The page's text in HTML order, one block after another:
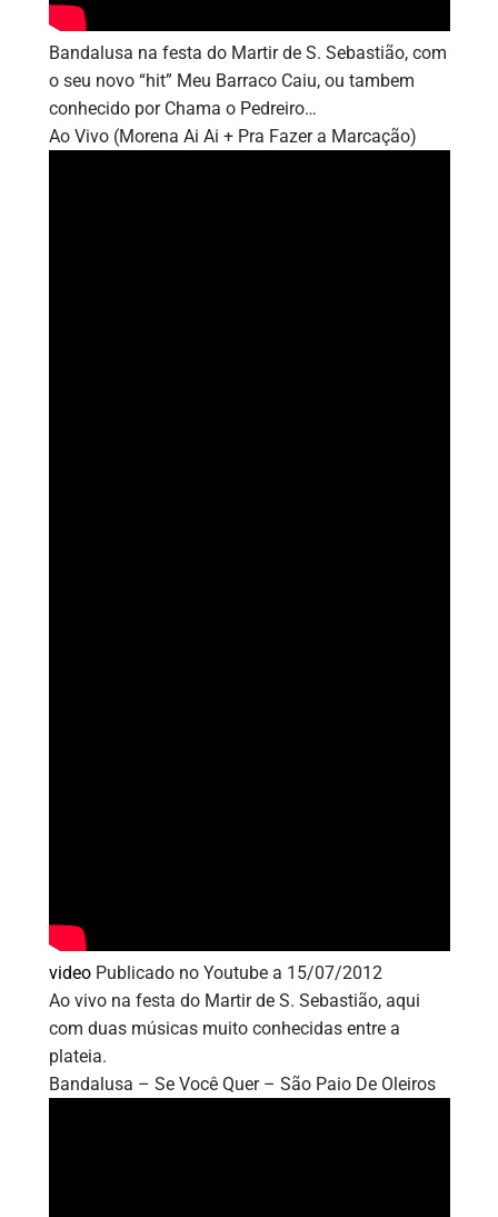
Bandalusa na festa do Martir de S. Sebastião, com
o seu novo “hit” Meu Barraco Caiu, ou tambem
conhecido por Chama o Pedreiro…
Ao Vivo (Morena Ai Ai + Pra Fazer a Marcação)
video Publicado no Youtube a 15/07/2012
Ao vivo na festa do Martir de S. Sebastião, aqui
com duas músicas muito conhecidas entre a
plateia.
Bandalusa – Se Você Quer – São Paio De Oleiros